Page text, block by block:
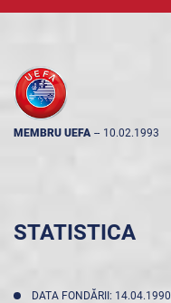
MEMBRU UEFA -- 10.02.1993
STATISTICA
DATA FONDĂRII: 14.04.1990